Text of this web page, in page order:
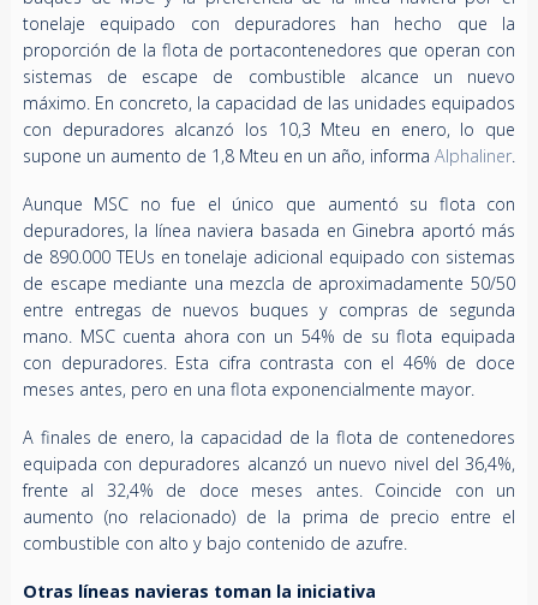
tonelaje equipado con depuradores han hecho que la
proporción de la flota de portacontenedores que operan con
sistemas de escape de combustible alcance un nuevo
máximo. En concreto, la capacidad de las unidades equipados
con depuradores alcanzó los 10,3 Mteu en enero, lo que
supone un aumento de 1,8 Mteu en un año, informa Alphaliner.
Aunque MSC no fue el único que aumentó su flota con
depuradores, la línea naviera basada en Ginebra aportó más
de 890.000 TEUs en tonelaje adicional equipado con sistemas
de escape mediante una mezcla de aproximadamente 50/50
entre entregas de nuevos buques y compras de segunda
mano. MSC cuenta ahora con un 54% de su flota equipada
con depuradores. Esta cifra contrasta con el 46% de doce
meses antes, pero en una flota exponencialmente mayor.
A finales de enero, la capacidad de la flota de contenedores
equipada con depuradores alcanzó un nuevo nivel del 36,4%,
frente al 32,4% de doce meses antes. Coincide con un
aumento (no relacionado) de la prima de precio entre el
combustible con alto y bajo contenido de azufre.
Otras líneas navieras toman la iniciativa